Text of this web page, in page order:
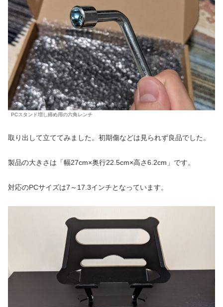
PCスタンド増し締め用の六角レンチ
取り出して立ててみました。初期傷などは見られず良品でした。
製品の大きさは「幅27cm×奥行22.5cm×高さ6.2cm」です。
対応のPCサイズは7～17.3インチとなっています。